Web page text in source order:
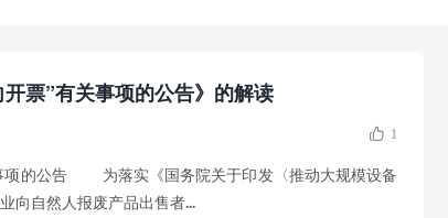
票”有关事项的公告》的解读
 1
项的公告 为落实《国务院关于印发〈推动大规模设备
向自然人报废产品出售者...